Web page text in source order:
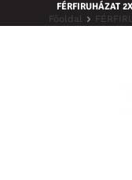
FÉRFIRUHÁZAT
Főoldal